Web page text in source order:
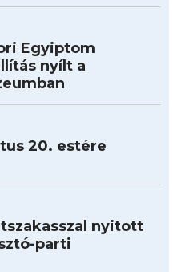
Egyiptom
nyílt a
20. estére
nyitott
parti